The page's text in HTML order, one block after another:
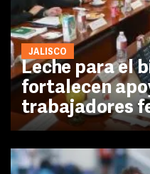
JALISCO
Leche para el
fortalecen
trabajadores